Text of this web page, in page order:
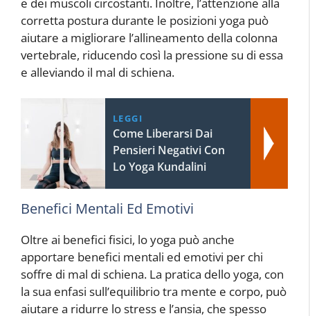
corretta postura durante le posizioni yoga può
aiutare a migliorare l’allineamento della colonna
vertebrale, riducendo così la pressione su di essa
e alleviando il mal di schiena.
LEGGI
Come Liberarsi Dai
Pensieri Negativi Con
Lo Yoga Kundalini
Benefici Mentali Ed Emotivi
Oltre ai benefici fisici, lo yoga può anche
apportare benefici mentali ed emotivi per chi
soffre di mal di schiena. La pratica dello yoga, con
la sua enfasi sull’equilibrio tra mente e corpo, può
aiutare a ridurre lo stress e l’ansia, che spesso